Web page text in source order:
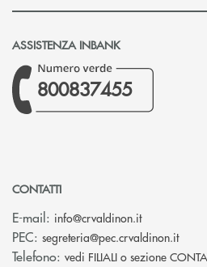
ASSISTENZA INBANK
800837455
CONTATTI
E-mail: info@crvaldinon.it(si apre
PEC: segreteria@pec.crvaldinon.it(si
Telefono: vedi FILIALI o sezione